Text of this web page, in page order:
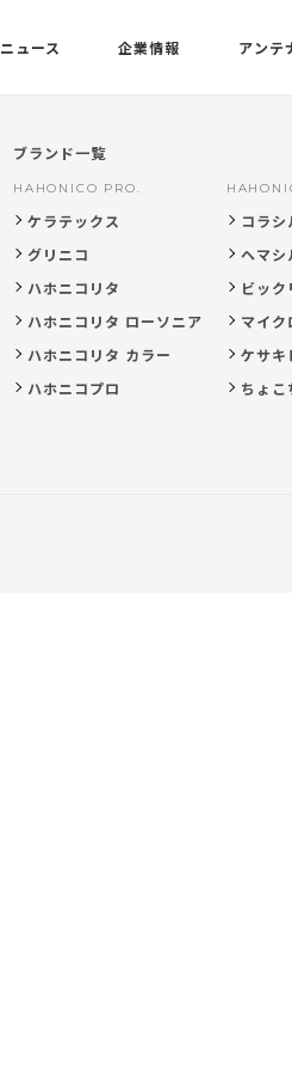
ニュース 企業情報 アンテ
ブランド一覧
HAHONICO PRO.
ケラテックス
グリニコ
ハホニコリタ
ハホニコリタ ローソニア
ハホニコリタ カラー
ハホニコプロ
コラ
ヘマシ
ビック
マイク
ケサキ
ちょこ